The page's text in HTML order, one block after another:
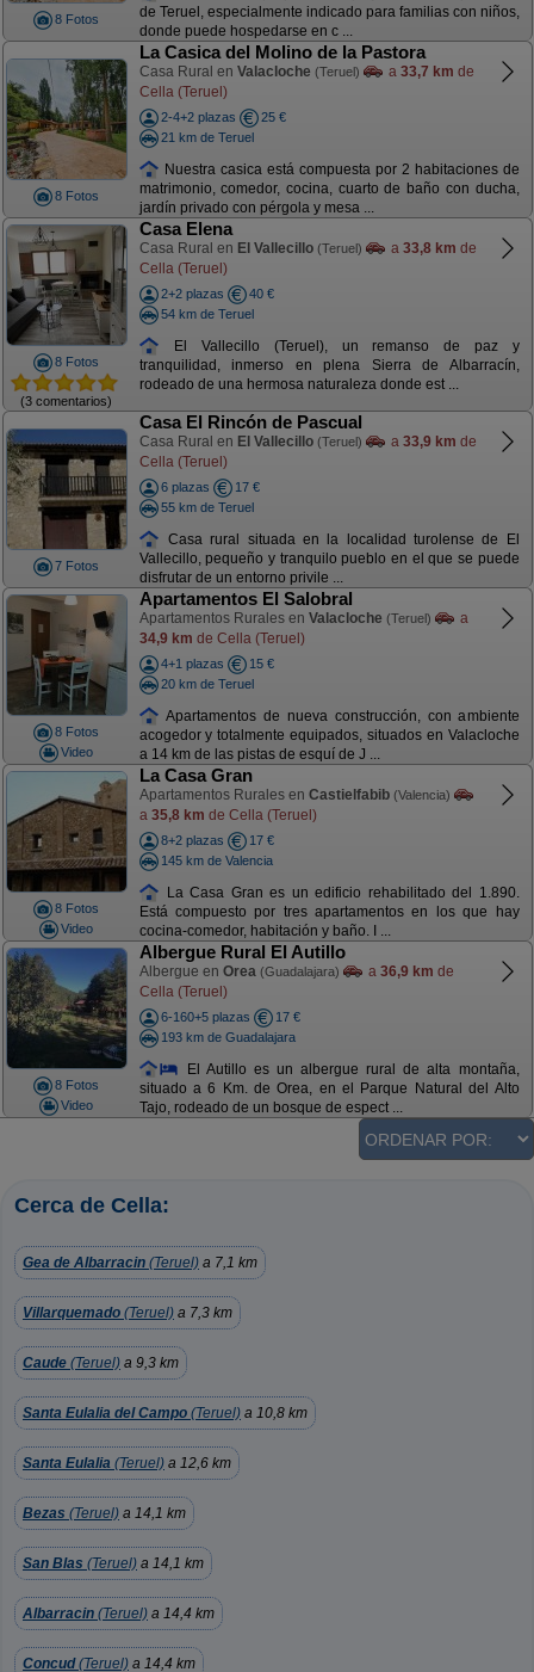
8 Fotos
de Teruel, especialmente indicado para familias con niños,
donde puede hospedarse en c ...
8 Fotos
La Casica del Molino de la Pastora
Casa Rural en Valacloche (Teruel) a 33,7 km de
Cella (Teruel)
2-4+2 plazas
25 €
21 km de Teruel
Nuestra casica está compuesta por 2 habitaciones de
matrimonio, comedor, cocina, cuarto de baño con ducha,
jardín privado con pérgola y mesa ...
8 Fotos
(3 comentarios)
Casa Elena
Casa Rural en El Vallecillo (Teruel) a 33,8 km de
Cella (Teruel)
2+2 plazas
40 €
54 km de Teruel
El Vallecillo (Teruel), un remanso de paz y
tranquilidad, inmerso en plena Sierra de Albarracín,
rodeado de una hermosa naturaleza donde est ...
7 Fotos
Casa El Rincón de Pascual
Casa Rural en El Vallecillo (Teruel) a 33,9 km de
Cella (Teruel)
6 plazas
17 €
55 km de Teruel
Casa rural situada en la localidad turolense de El
Vallecillo, pequeño y tranquilo pueblo en el que se puede
disfrutar de un entorno privile ...
8 Fotos
Video
Apartamentos El Salobral
Apartamentos Rurales en Valacloche (Teruel)
a
34,9 km de Cella (Teruel)
4+1 plazas
15 €
20 km de Teruel
Apartamentos de nueva construcción, con ambiente
acogedor y totalmente equipados, situados en Valacloche
a 14 km de las pistas de esquí de J ...
8 Fotos
Video
La Casa Gran
Apartamentos Rurales en Castielfabib (Valencia)
a 35,8 km de Cella (Teruel)
8+2 plazas
17 €
145 km de Valencia
La Casa Gran es un edificio rehabilitado del 1.890.
Está compuesto por tres apartamentos en los que hay
cocina-comedor, habitación y baño. I ...
8 Fotos
Video
Albergue Rural El Autillo
Albergue en Orea (Guadalajara) a 36,9 km de
Cella (Teruel)
6-160+5 plazas
17 €
193 km de Guadalajara
El Autillo es un albergue rural de alta montaña,
situado a 6 Km. de Orea, en el Parque Natural del Alto
Tajo, rodeado de un bosque de espect ...
Cerca de Cella:
Gea de Albarracin (Teruel) a 7,1 km
Villarquemado (Teruel) a 7,3 km
Caude (Teruel) a 9,3 km
Santa Eulalia del Campo (Teruel) a 10,8 km
Santa Eulalia (Teruel) a 12,6 km
Bezas (Teruel) a 14,1 km
San Blas (Teruel) a 14,1 km
Albarracin (Teruel) a 14,4 km
Concud(Teruel) a 14,4 km